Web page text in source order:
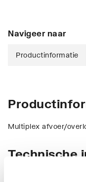
Navigeer naar
Productinformatie
Multiplex afvoer/
Technische